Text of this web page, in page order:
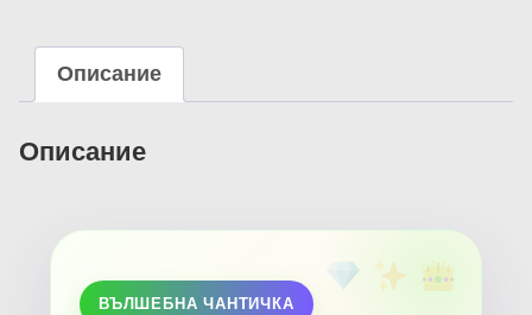
Описание
Описание
ВЪЛШЕБНА ЧАНТИЧКА